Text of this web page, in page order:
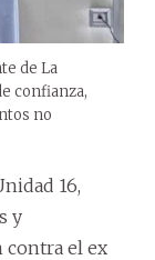
de La
confianza,
no
16,
y
el ex